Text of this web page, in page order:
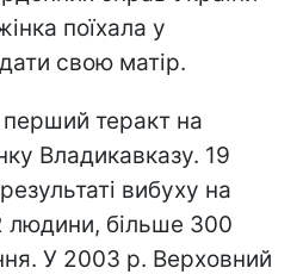
поїхала у
свою матір.
теракт на
Владикавказу. 19
вибуху на
людини, більше 300
У 2003 р. Верховний